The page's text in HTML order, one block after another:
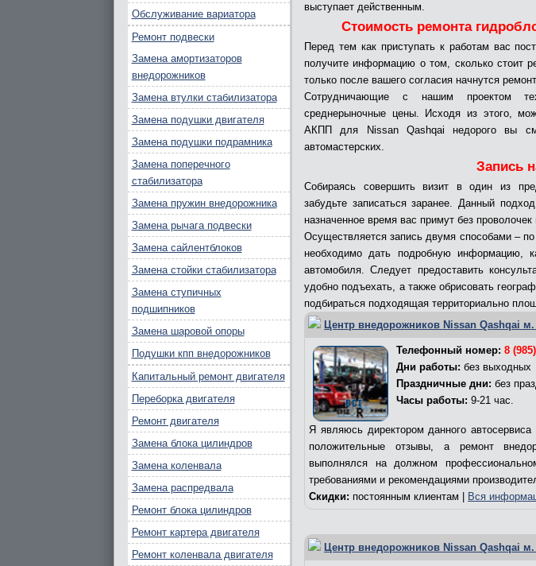
выступает действенным.
Стоимость ремонта
Перед тем как приступать к работам вас
получите информацию о том, сколько стоит
только после вашего согласия начнутся
Сотрудничающие с нашим проектом
среднерыночные цены. Исходя из этого,
АКПП для Nissan Qashqai недорого вы
автомастерских.
Запись
Собираясь совершить визит в один из
забудьте записаться заранее. Данный
назначенное время вас примут без проволочек
Осуществляется запись двумя способами –
необходимо дать подробную информацию,
автомобиля. Следует предоставить
удобно подъехать, а также обрисовать
подбираться подходящая территориально
Центр внедорожников Nissan Qashqai
Телефонный номер:8
Дни работы: без выходных
Праздничные дни: без
Часы работы: 9-21 час.
Я являюсь директором данного
положительные отзывы, а ремонт
выполнялся на должном
требованиями и рекомендациями
Скидки: постоянным клиентам | Вся
Центр внедорожников Nissan Qashqai м.
Обслуживание вариатора
Ремонт подвески
Замена амортизаторов
внедорожников
Замена втулки стабилизатора
Замена подушки двигателя
Замена подушки подрамника
Замена поперечного
стабилизатора
Замена пружин внедорожника
Замена рычага подвески
Замена сайлентблоков
Замена стойки стабилизатора
Замена ступичных
подшипников
Замена шаровой опоры
Подушки кпп внедорожников
Капитальный ремонт двигателя
Переборка двигателя
Ремонт двигателя
Замена блока цилиндров
Замена коленвала
Замена распредвала
Ремонт блока цилиндров
Ремонт картера двигателя
Ремонт коленвала двигателя